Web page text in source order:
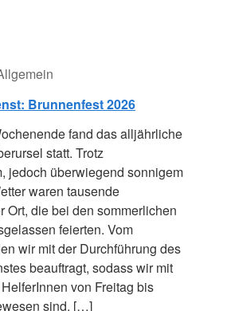
Brunnenfest 2026
fand das alljährliche
statt. Trotz
jedoch überwiegend sonnigem
waren tausende
Ort, die bei den sommerlichen
feierten. Vom
wir mit der Durchführung des
beauftragt, sodass wir mit
von Freitag bis
sind, […]